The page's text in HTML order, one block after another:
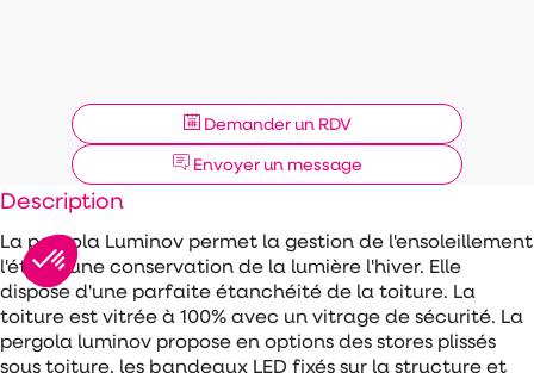
Demander un RDV
Envoyer un message
Description
La pergola Luminov permet la gestion de l'ensoleillement
l'été et une conservation de la lumière l'hiver. Elle
dispose d'une parfaite étanchéité de la toiture. La
toiture est vitrée à 100% avec un vitrage de sécurité. La
pergola luminov propose en options des stores plissés
sous toiture, les bandeaux LED fixés sur la structure et